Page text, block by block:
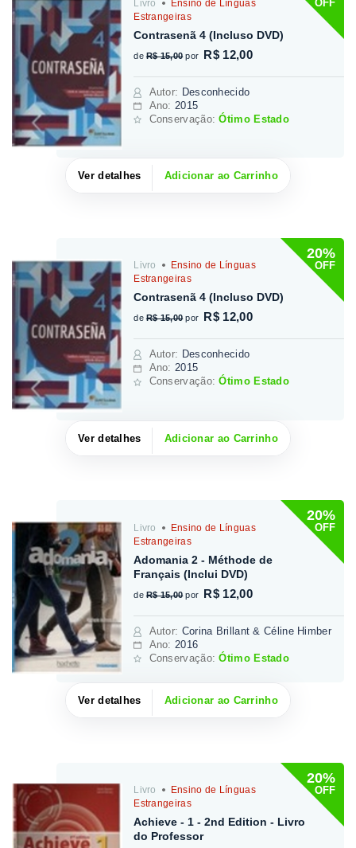
OFF
Livro
Ensino de Línguas
Estrangeiras
Contrasenã 4 (Incluso DVD)
de R$ 15,00 por R$ 12,00
Autor: Desconhecido
Ano: 2015
Conservação:Ótimo Estado
Ver detalhes Adicionar ao Carrinho
20%
OFF
Livro
Ensino de Línguas
Estrangeiras
Contrasenã 4 (Incluso DVD)
de R$ 15,00 por R$ 12,00
Autor: Desconhecido
Ano: 2015
Conservação:Ótimo Estado
Ver detalhes Adicionar ao Carrinho
20%
OFF
Livro
Ensino de Línguas
Estrangeiras
Adomania 2 - Méthode de
Français (Inclui DVD)
de R$ 15,00 por R$ 12,00
Autor: Corina Brillant & Céline Himber
Ano: 2016
Conservação:Ótimo Estado
Ver detalhes Adicionar ao Carrinho
20%
OFF
Livro
Ensino de Línguas
Estrangeiras
Achieve - 1 - 2nd Edition - Livro
do Professor